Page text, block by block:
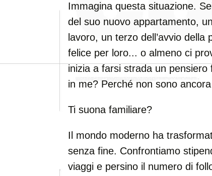
Immagina questa situazione.
del suo nuovo appartamento,
lavoro, un terzo dell’avvio
felice per loro... o almeno ci
inizia a farsi strada un pensiero
in me? Perché non sono
Ti suona familiare?
Il mondo moderno ha
senza fine. Confrontiamo
viaggi e persino il numero di